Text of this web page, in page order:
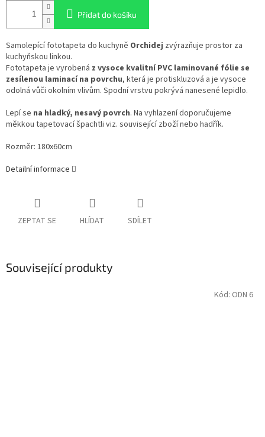
Přidat do košíku
Samolepící fototapeta do kuchyně Orchidej zvýrazňuje prostor za
kuchyňskou linkou.
Fototapeta je vyrobená z vysoce kvalitní PVC laminované fólie se
zesílenou laminací na povrchu, která je protiskluzová a je vysoce
odolná vůči okolním vlivům. Spodní vrstvu pokrývá nanesené lepidlo.
Lepí se na hladký, nesavý povrch. Na vyhlazení doporučujeme
měkkou tapetovací špachtli viz. související zboží nebo hadřík.
Rozměr: 180x60cm
Detailní informace
ZEPTAT SE HLÍDAT SDÍLET
Související produkty
Kód: ODN 6